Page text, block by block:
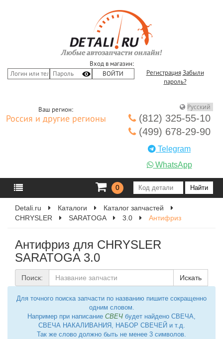
Вход в магазин:
Регистрация Забыли
пароль?
Ваш регион:
Россия и другие регионы
(812) 325-55-10
(499) 678-29-90
Telegram
WhatsApp
0
Detali.ru Каталоги
Каталог запчастей
CHRYSLER
SARATOGA 3.0 Антифриз
Антифриз для CHRYSLER
SARATOGA 3.0
Поиск: Искать
Для точного поиска запчасти по названию пишите сокращенно
одним словом.
Например при написание СВЕЧ будет найдено СВЕЧА,
СВЕЧА НАКАЛИВАНИЯ, НАБОР СВЕЧЕЙ и т.д.
Так же слово должно быть не менее 3 символов.